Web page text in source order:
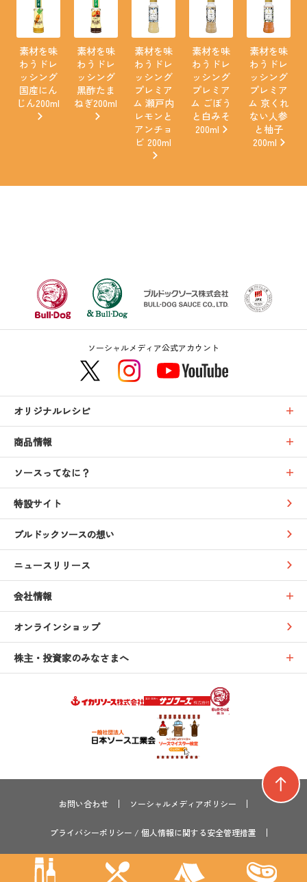
素材を味
わうドレ
ッシング
国産にん
じん200ml
素材を味
わうドレ
ッシング
黒酢たま
ねぎ200ml
素材を味
わうドレ
ッシング
プレミア
ム 瀬戸内
レモンと
アンチョ
ビ 200ml
素材を味
わうドレ
ッシング
プレミア
ム ごぼう
と白みそ
200ml
素材を味
わうドレ
ッシング
プレミア
ム 京くれ
ない人参
と柚子
200ml
ソーシャルメディア公式アカウント
オリジナルレシピ
商品情報
ソースってなに？
特設サイト
ブルドックソースの想い
ニュースリリース
会社情報
オンラインショップ
株主・投資家のみなさまへ
お問い合わせ ソーシャルメディアポリシー
プライバシーポリシー / 個人情報に関する安全管理措置
サイトマップ サステナビリティ